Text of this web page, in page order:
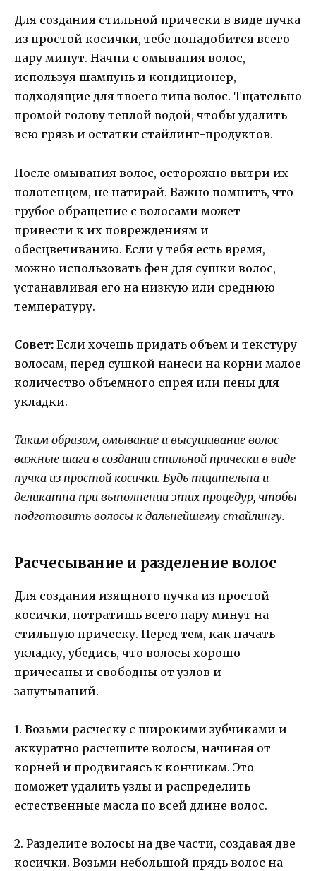
Для создания стильной прически в виде пучка
из простой косички, тебе понадобится всего
пару минут. Начни с омывания волос,
используя шампунь и кондиционер,
подходящие для твоего типа волос. Тщательно
промой голову теплой водой, чтобы удалить
всю грязь и остатки стайлинг-продуктов.
После омывания волос, осторожно вытри их
полотенцем, не натирай. Важно помнить, что
грубое обращение с волосами может
привести к их повреждениям и
обесцвечиванию. Если у тебя есть время,
можно использовать фен для сушки волос,
устанавливая его на низкую или среднюю
температуру.
Совет: Если хочешь придать объем и текстуру
волосам, перед сушкой нанеси на корни малое
количество объемного спрея или пены для
укладки.
Таким образом, омывание и высушивание волос –
важные шаги в создании стильной прически в виде
пучка из простой косички. Будь тщательна и
деликатна при выполнении этих процедур, чтобы
подготовить волосы к дальнейшему стайлингу.
Расчесывание и разделение волос
Для создания изящного пучка из простой
косички, потратишь всего пару минут на
стильную прическу. Перед тем, как начать
укладку, убедись, что волосы хорошо
причесаны и свободны от узлов и
запутываний.
1. Возьми расческу с широкими зубчиками и
аккуратно расчешите волосы, начиная от
корней и продвигаясь к кончикам. Это
поможет удалить узлы и распределить
естественные масла по всей длине волос.
2. Разделите волосы на две части, создавая две
косички. Возьми небольшой прядь волос на